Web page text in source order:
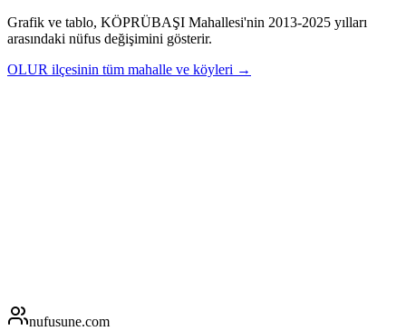
Grafik ve tablo, KÖPRÜBAŞI Mahallesi'nin 2013-2025 yılları
arasındaki nüfus değişimini gösterir.
OLUR ilçesinin tüm mahalle ve köyleri →
nufusune.com